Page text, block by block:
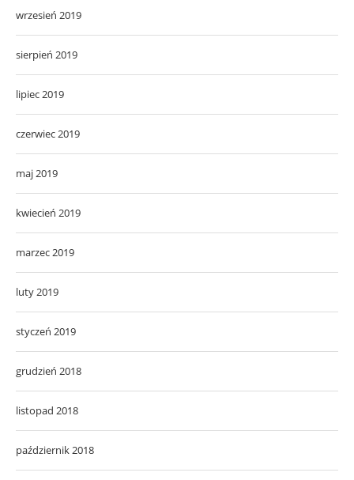
wrzesień 2019
sierpień 2019
lipiec 2019
czerwiec 2019
maj 2019
kwiecień 2019
marzec 2019
luty 2019
styczeń 2019
grudzień 2018
listopad 2018
październik 2018